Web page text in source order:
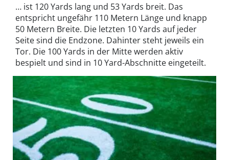
… ist 120 Yards lang und 53 Yards breit. Das
entspricht ungefähr 110 Metern Länge und knapp
50 Metern Breite. Die letzten 10 Yards auf jeder
Seite sind die Endzone. Dahinter steht jeweils ein
Tor. Die 100 Yards in der Mitte werden aktiv
bespielt und sind in 10 Yard-Abschnitte eingeteilt.